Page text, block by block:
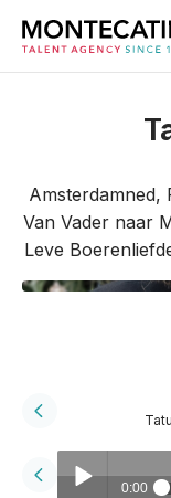
Talenten
Flex-service
Coaching
Amsterdamned,
Van Vader naar
Leve
0:00